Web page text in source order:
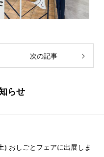
次の記事
らせ
) おしごとフェアに出展しま